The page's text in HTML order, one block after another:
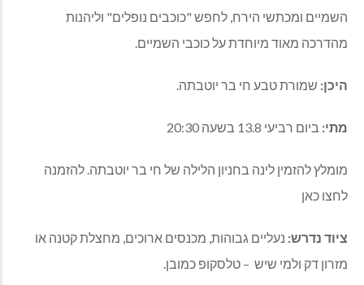
השמיים ומכתשי הירח, לחפש "כוכבים נופלים" וליהנות
מהדרכה מאוד מיוחדת על כוכבי השמיים.
היכן: שמורת טבע חי בר יוטבתה.
מתי: ביום רביעי 13.8 בשעה 20:30
מומלץ להזמין לינה בחניון הלילה של חי בר יוטבתה. להזמנה
לחצו כאן
ציוד נדרש: נעליים גבוהות, מכנסים ארוכים, מחצלת קטנה או
מזרון דק ולמי שיש – טלסקופ כמובן.